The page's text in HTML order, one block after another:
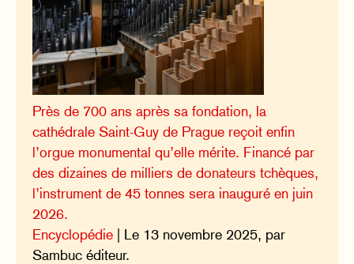
Près de 700 ans après sa fondation, la
cathédrale Saint-Guy de Prague reçoit enfin
l’orgue monumental qu’elle mérite. Financé par
des dizaines de milliers de donateurs tchèques,
l’instrument de 45 tonnes sera inauguré en juin
2026.
Encyclopédie | Le 13 novembre 2025, par
Sambuc éditeur.